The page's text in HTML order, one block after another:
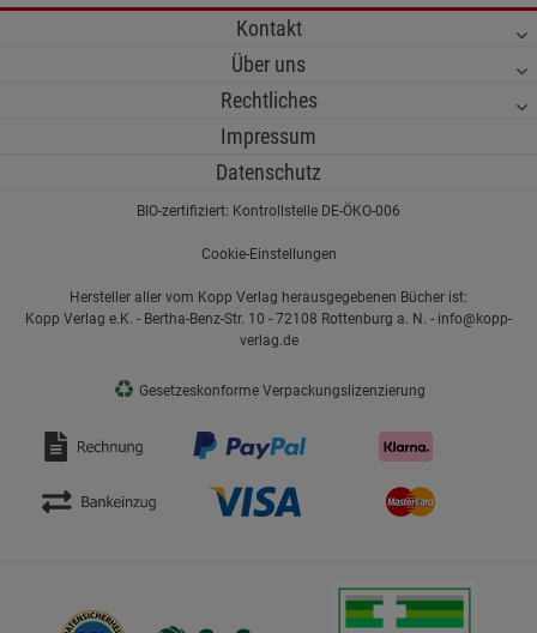
Kontakt
Über uns
Rechtliches
Impressum
Datenschutz
BIO-zertifiziert: Kontrollstelle DE-ÖKO-006
Cookie-Einstellungen
Hersteller aller vom Kopp Verlag herausgegebenen Bücher ist:
Kopp Verlag e.K. - Bertha-Benz-Str. 10 - 72108 Rottenburg a. N. - info@kopp-
verlag.de
♻ Gesetzeskonforme Verpackungslizenzierung